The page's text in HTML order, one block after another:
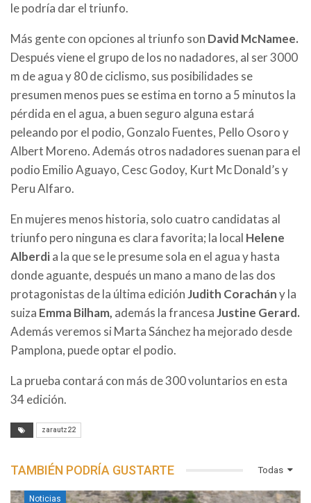
le podría dar el triunfo.
Más gente con opciones al triunfo son David McNamee.
Después viene el grupo de los no nadadores, al ser 3000
m de agua y 80 de ciclismo, sus posibilidades se
presumen menos pues se estima en torno a 5 minutos la
pérdida en el agua, a buen seguro alguna estará
peleando por el podio, Gonzalo Fuentes, Pello Osoro y
Albert Moreno. Además otros nadadores suenan para el
podio Emilio Aguayo, Cesc Godoy, Kurt Mc Donald’s y
Peru Alfaro.
En mujeres menos historia, solo cuatro candidatas al
triunfo pero ninguna es clara favorita; la local Helene
Alberdia la que se le presume sola en el agua y hasta
donde aguante, después un mano a mano de las dos
protagonistas de la última ediciónJudith Corachány la
suiza Emma Bilham, además la francesaJustine Gerard.
Además veremos si Marta Sánchez ha mejorado desde
Pamplona, puede optar el podio.
La prueba contará con más de 300 voluntarios en esta
34 edición.
zarautz22
Todas
TAMBIÉN PODRÍA GUSTARTE
Noticias